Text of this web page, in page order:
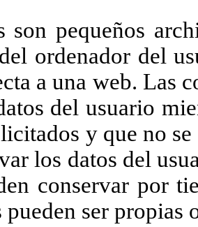
son pequeños
ordenador del
a una web. Las
del usuario
y que no
los datos del
conservar por
ser propias